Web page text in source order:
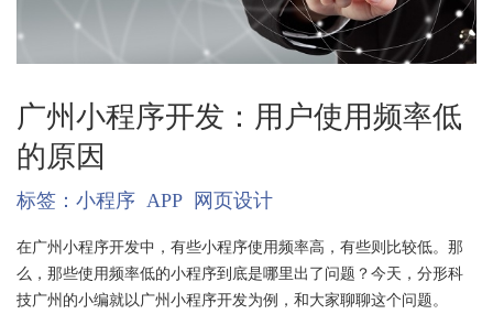
广州小程序开发：用户使用频率低
的原因
标签： 小程序 APP 网页设计
在广州小程序开发中，有些小程序使用频率高，有些则比较低。那
么，那些使用频率低的小程序到底是哪里出了问题？今天，分形科
技广州的小编就以广州小程序开发为例，和大家聊聊这个问题。